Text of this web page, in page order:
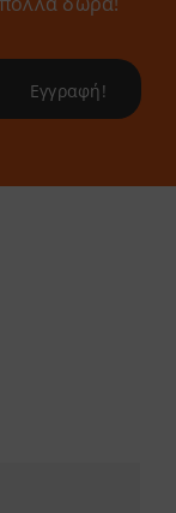
Εγγραφή!